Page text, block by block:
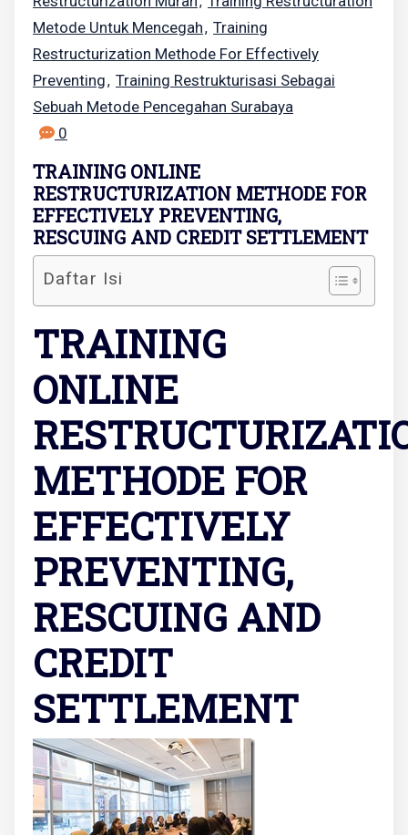
Metode Untuk Mencegah, Training
Restructurization Methode For Effectively
Preventing, Training Restrukturisasi Sebagai
Sebuah Metode Pencegahan Surabaya
0
TRAINING ONLINE
RESTRUCTURIZATION METHODE FOR
EFFECTIVELY PREVENTING,
RESCUING AND CREDIT SETTLEMENT
Daftar Isi
TRAINING
ONLINE
METHODE FOR
EFFECTIVELY
PREVENTING,
RESCUING AND
CREDIT
SETTLEMENT